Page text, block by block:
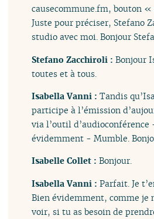
causecommune.fm, bouton
Juste pour préciser, Stefano
studio avec moi. Bonjour
Stefano Zacchiroli :Bonjour
toutes et à tous.
Isabella Vanni :Tandis
participe à l’émission
via l’outil
évidemment - Mumble.
Isabelle Collet :Bonjour.
Isabella Vanni :Parfait. Je
Bien évidemment, comme je
voir, si tu as besoin de